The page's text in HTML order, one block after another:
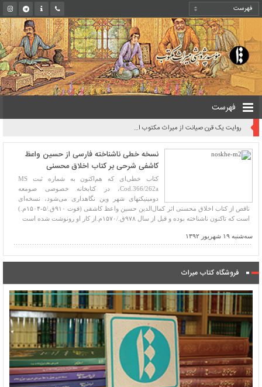
فهرست
روایت یک قرن صیانت از میراث مکتوب ایران به بیان معاون کتابخانه ملی
نسخه خطی ناشناخته فارسی از حسین واعظ
کاشفی شرحی بر کتاب اخلاق محسنی
کتاب خطی‌ای که هم‌اکنون به شماره ثبت MS
Cod.366/262a، در کتابخانه خصوصی صومعه
دومینیکن‏های شهر وین نگاهداری می‌شود، نسخه‌ای
ناقص از کتاب اخلاق محسنی اثر کمال‌الدین حسین واعظ کاشفی (فوت ۹۱۰ق./۵-۱۵۰۴م.)
است که تاکنون ناشناخته بوده و قبل از سال ۹۷۸ق./۱۵۷۰م.از کار او رونوشت شده است
سه‌شنبه ۱۹ شهریور ۱۳۹۲
فروشگاه کتاب میراث